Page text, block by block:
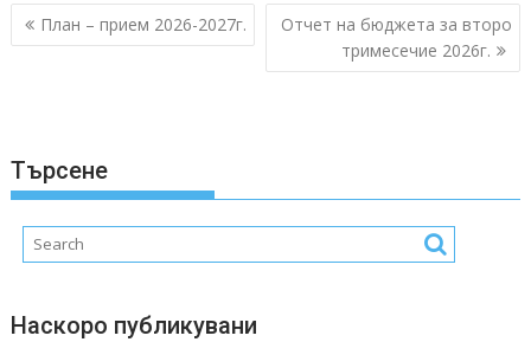
Post
navigation
План – прием 2026-2027г.
Отчет на бюджета за второ
тримесечие 2026г.
Търсене
Наскоро публикувани